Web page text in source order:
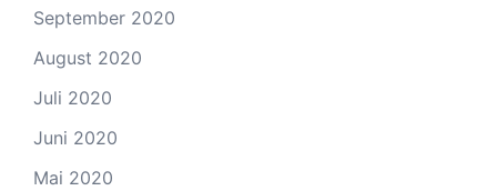
September 2020
August 2020
Juli 2020
Juni 2020
Mai 2020